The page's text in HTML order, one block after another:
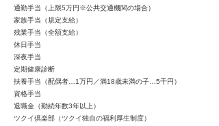
通勤手当（上限5万円※公共交通機関の場合）
家族手当（規定支給）
残業手当（全額支給）
休日手当
深夜手当
定期健康診断
扶養手当（配偶者…1万円／満18歳未満の子…5千円）
資格手当
退職金（勤続年数3年以上）
ツクイ倶楽部（ツクイ独自の福利厚生制度）